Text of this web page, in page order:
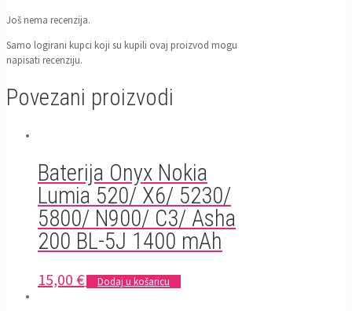
Još nema recenzija.
Samo logirani kupci koji su kupili ovaj proizvod mogu
napisati recenziju.
Povezani proizvodi
Baterija Onyx Nokia
Lumia 520/ X6/ 5230/
5800/ N900/ C3/ Asha
200 BL-5J 1400 mAh
15,00 € Dodaj u košaricu